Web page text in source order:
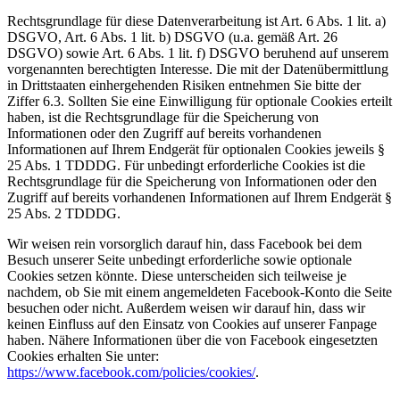
Rechtsgrundlage für diese Datenverarbeitung ist Art. 6 Abs. 1 lit. a)
DSGVO, Art. 6 Abs. 1 lit. b) DSGVO (u.a. gemäß Art. 26
DSGVO) sowie Art. 6 Abs. 1 lit. f) DSGVO beruhend auf unserem
vorgenannten berechtigten Interesse. Die mit der Datenübermittlung
in Drittstaaten einhergehenden Risiken entnehmen Sie bitte der
Ziffer 6.3. Sollten Sie eine Einwilligung für optionale Cookies erteilt
haben, ist die Rechtsgrundlage für die Speicherung von
Informationen oder den Zugriff auf bereits vorhandenen
Informationen auf Ihrem Endgerät für optionalen Cookies jeweils §
25 Abs. 1 TDDDG. Für unbedingt erforderliche Cookies ist die
Rechtsgrundlage für die Speicherung von Informationen oder den
Zugriff auf bereits vorhandenen Informationen auf Ihrem Endgerät §
25 Abs. 2 TDDDG.
Wir weisen rein vorsorglich darauf hin, dass Facebook bei dem
Besuch unserer Seite unbedingt erforderliche sowie optionale
Cookies setzen könnte. Diese unterscheiden sich teilweise je
nachdem, ob Sie mit einem angemeldeten Facebook-Konto die Seite
besuchen oder nicht. Außerdem weisen wir darauf hin, dass wir
keinen Einfluss auf den Einsatz von Cookies auf unserer Fanpage
haben. Nähere Informationen über die von Facebook eingesetzten
Cookies erhalten Sie unter:
https://www.facebook.com/policies/cookies/.